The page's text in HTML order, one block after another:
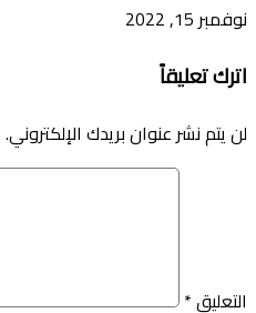
نوفمبر 15, 2022
اترك تعليقاً
لن يتم نشر عنوان بريدك الإلكتروني.
التعليق*